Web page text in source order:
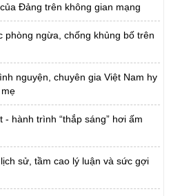
Đảng trên không gian mạng
phòng ngừa, chống khủng bố trên
nguyện, chuyên gia Việt Nam hy
hành trình “thắp sáng” hơi ấm
sử, tầm cao lý luận và sức gợi